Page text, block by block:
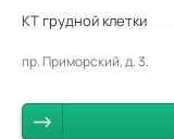
КТ грудной клетки
пр. Приморский, д. 3.